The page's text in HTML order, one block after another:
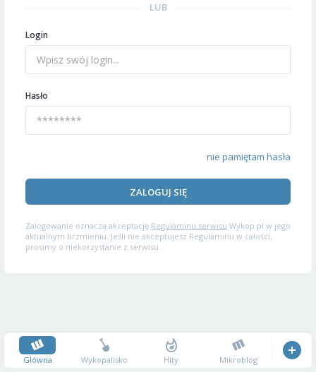
LUB
Login
Hasło
nie pamiętam hasła
ZALOGUJ SIĘ
Zalogowanie oznacza akceptację Regulaminu serwisu Wykop.pl w jego
aktualnym brzmieniu. Jeśli nie akceptujesz Regulaminu w całości,
prosimy o niekorzystanie z serwisu.
Główna Wykopalisko Hity Mikroblog